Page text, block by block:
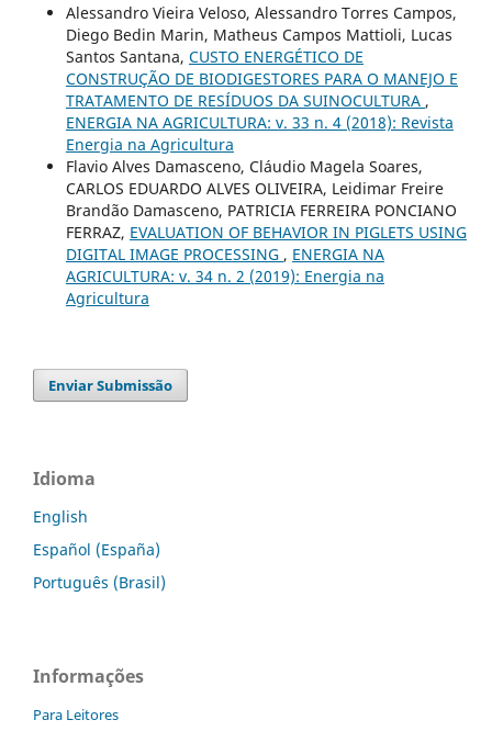
Alessandro Vieira Veloso, Alessandro Torres Campos,
Diego Bedin Marin, Matheus Campos Mattioli, Lucas
Santos Santana, CUSTO ENERGÉTICO DE
CONSTRUÇÃO DE BIODIGESTORES PARA O MANEJO E
TRATAMENTO DE RESÍDUOS DA SUINOCULTURA ,
ENERGIA NA AGRICULTURA: v. 33 n. 4 (2018): Revista
Energia na Agricultura
Flavio Alves Damasceno, Cláudio Magela Soares,
CARLOS EDUARDO ALVES OLIVEIRA, Leidimar Freire
Brandão Damasceno, PATRICIA FERREIRA PONCIANO
FERRAZ, EVALUATION OF BEHAVIOR IN PIGLETS USING
DIGITAL IMAGE PROCESSING , ENERGIA NA
AGRICULTURA: v. 34 n. 2 (2019): Energia na
Agricultura
Enviar Submissão
Idioma
English
Español (España)
Português (Brasil)
Informações
Para Leitores